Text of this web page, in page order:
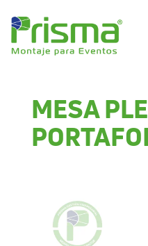
MESA